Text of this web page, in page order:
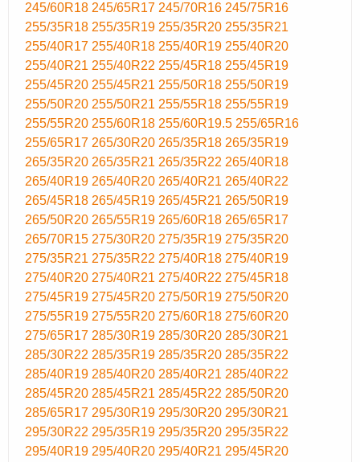
245/60R18 245/65R17 245/70R16 245/75R16
255/35R18 255/35R19 255/35R20 255/35R21
255/40R17 255/40R18 255/40R19 255/40R20
255/40R21 255/40R22 255/45R18 255/45R19
255/45R20 255/45R21 255/50R18 255/50R19
255/50R20 255/50R21 255/55R18 255/55R19
255/55R20 255/60R18 255/60R19.5 255/65R16
255/65R17 265/30R20 265/35R18 265/35R19
265/35R20 265/35R21 265/35R22 265/40R18
265/40R19 265/40R20 265/40R21 265/40R22
265/45R18 265/45R19 265/45R21 265/50R19
265/50R20 265/55R19 265/60R18 265/65R17
265/70R15 275/30R20 275/35R19 275/35R20
275/35R21 275/35R22 275/40R18 275/40R19
275/40R20 275/40R21 275/40R22 275/45R18
275/45R19 275/45R20 275/50R19 275/50R20
275/55R19 275/55R20 275/60R18 275/60R20
275/65R17 285/30R19 285/30R20 285/30R21
285/30R22 285/35R19 285/35R20 285/35R22
285/40R19 285/40R20 285/40R21 285/40R22
285/45R20 285/45R21 285/45R22 285/50R20
285/65R17 295/30R19 295/30R20 295/30R21
295/30R22 295/35R19 295/35R20 295/35R22
295/40R19 295/40R20 295/40R21 295/45R20